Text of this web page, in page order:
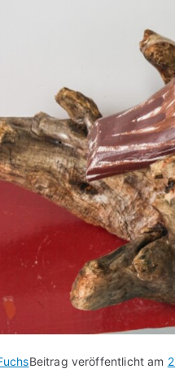
Beitrag veröffentlicht am